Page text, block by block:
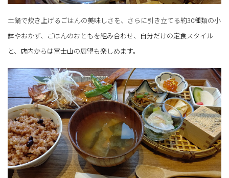
土鍋で炊き上げるごはんの美味しさを、さらに引き立てる約30種類の小
鉢やおかず、ごはんのおともを組み合わせ、自分だけの定食スタイル
と、店内からは富士山の展望も楽しめます。